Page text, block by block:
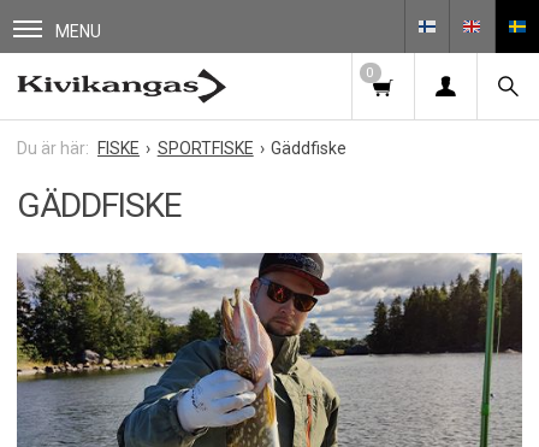
MENU
0
FISKE SPORTFISKE Gäddfiske
GÄDDFISKE